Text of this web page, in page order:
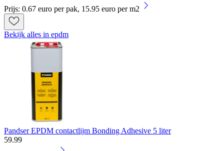
Prijs: 0.67 euro per pak, 15.95 euro per m2
Bekijk alles in epdm
Pandser EPDM contactlijm Bonding Adhesive 5 liter
59.99